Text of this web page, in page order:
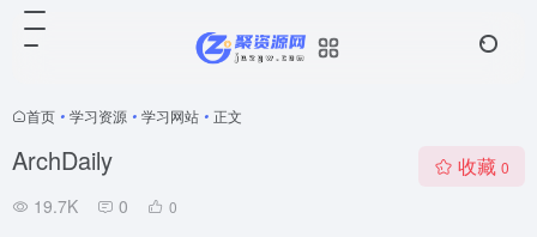
首页 • 学习资源 • 学习网站 • 正文
ArchDaily
19.7K 0 0
收藏 0